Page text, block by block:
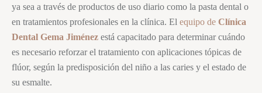
ya sea a través de productos de uso diario como la pasta dental o
en tratamientos profesionales en la clínica. El equipo de Clínica
Dental Gema Jiménez está capacitado para determinar cuándo
es necesario reforzar el tratamiento con aplicaciones tópicas de
flúor, según la predisposición del niño a las caries y el estado de
su esmalte.